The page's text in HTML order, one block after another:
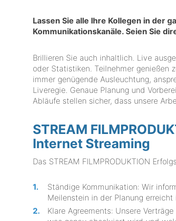
Lassen Sie alle Ihre Kollegen in der
Kommunikationskanäle. Seien Sie
Brillieren Sie auch inhaltlich. Live
oder Statistiken. Teilnehmer genießen
immer genügende Ausleuchtung,
Liveregie. Genaue Planung und
Abläufe stellen sicher, dass unsere
STREAM
Internet Streaming
Das STREAM FILMPRODUKTION
Ständige Kommunikation: Wir
Meilenstein in der Planung erreicht
Klare Agreements: Unsere